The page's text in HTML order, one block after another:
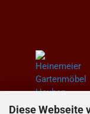
Diese Webseite